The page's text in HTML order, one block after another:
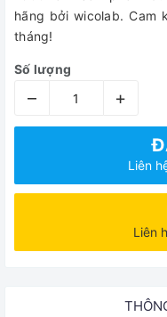
hãng bởi wicolab. Cam
tháng!
Số lượng
– +
Liên
Liên